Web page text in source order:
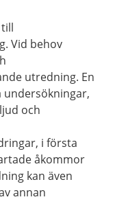
Vid behov
utredning. En
undersökningar,
och
i första
åkommor
kan även
annan